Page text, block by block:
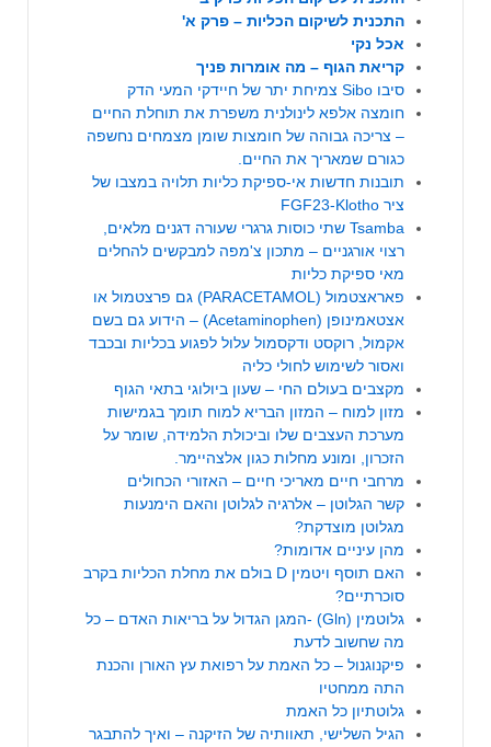
התכנית לשיקום הכליות – פרק א'
אכל נקי
קריאת הגוף – מה אומרות פניך
סיבו Sibo צמיחת יתר של חיידקי המעי הדק
חומצה אלפא לינולנית משפרת את תוחלת החיים
– צריכה גבוהה של חומצות שומן מצמחים נחשפה
כגורם שמאריך את החיים.
תובנות חדשות אי-ספיקת כליות תלויה במצבו של
ציר FGF23-Klotho
Tsamba שתי כוסות גרגרי שעורה דגנים מלאים,
רצוי אורגניים – מתכון צ'מפה למבקשים להחלים
מאי ספיקת כליות
פאראצטמול (PARACETAMOL) גם פרצטמול או
אצטאמינופן (Acetaminophen) – הידוע גם בשם
אקמול, רוקסט ודקסמול עלול לפגוע בכליות ובכבד
ואסור לשימוש לחולי כליה
מקצבים בעולם החי – שעון ביולוגי בתאי הגוף
מזון למוח – המזון הבריא למוח תומך בגמישות
מערכת העצבים שלו וביכולת הלמידה, שומר על
הזכרון, ומונע מחלות כגון אלצהיימר.
מרחבי חיים מאריכי חיים – האזורי הכחולים
קשר הגלוטן – אלרגיה לגלוטן והאם הימנעות
מגלוטן מוצדקת?
מהן עיניים אדומות?
האם תוסף ויטמין D בולם את מחלת הכליות בקרב
סוכרתיים?
גלוטמין (Gln) -המגן הגדול על בריאות האדם – כל
מה שחשוב לדעת
פיקנוגנול – כל האמת על רפואת עץ האורן והכנת
התה ממחטיו
גלוטתיון כל האמת
הגיל השלישי, תאוותיה של הזיקנה – ואיך להתבגר